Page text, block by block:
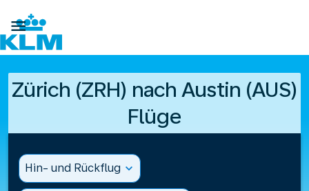

Zürich (ZRH) nach Austin (AUS)
Flüge
Hin- und Rückflug expand_more